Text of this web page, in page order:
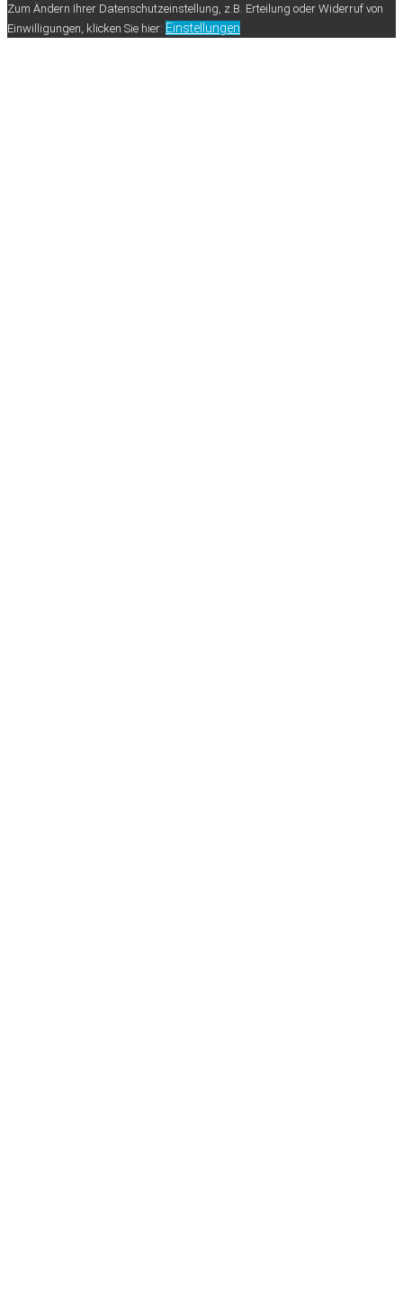
Zum Ändern Ihrer Datenschutzeinstellung, z.B. Erteilung oder Widerruf von
Einwilligungen, klicken Sie hier: Einstellungen